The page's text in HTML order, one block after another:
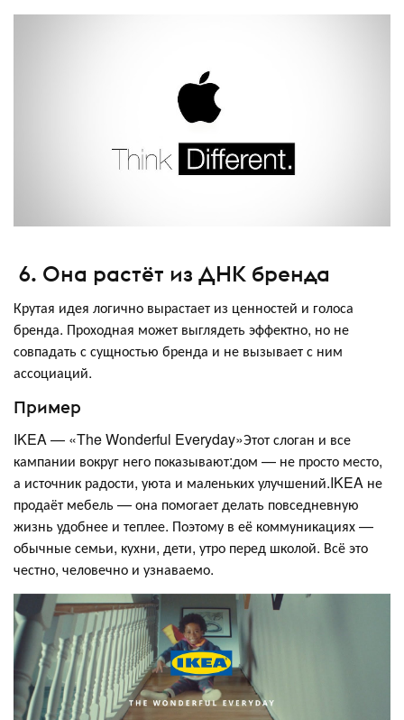
6. Она растёт из ДНК бренда
Крутая идея логично вырастает из ценностей и голоса
бренда. Проходная может выглядеть эффектно, но не
совпадать с сущностью бренда и не вызывает с ним
ассоциаций.
Пример
IKEA — «The Wonderful Everyday»Этот слоган и все
кампании вокруг него показывают:дом — не просто место,
а источник радости, уюта и маленьких улучшений.IKEA не
продаёт мебель — она помогает делать повседневную
жизнь удобнее и теплее. Поэтому в её коммуникациях —
обычные семьи, кухни, дети, утро перед школой. Всё это
честно, человечно и узнаваемо.